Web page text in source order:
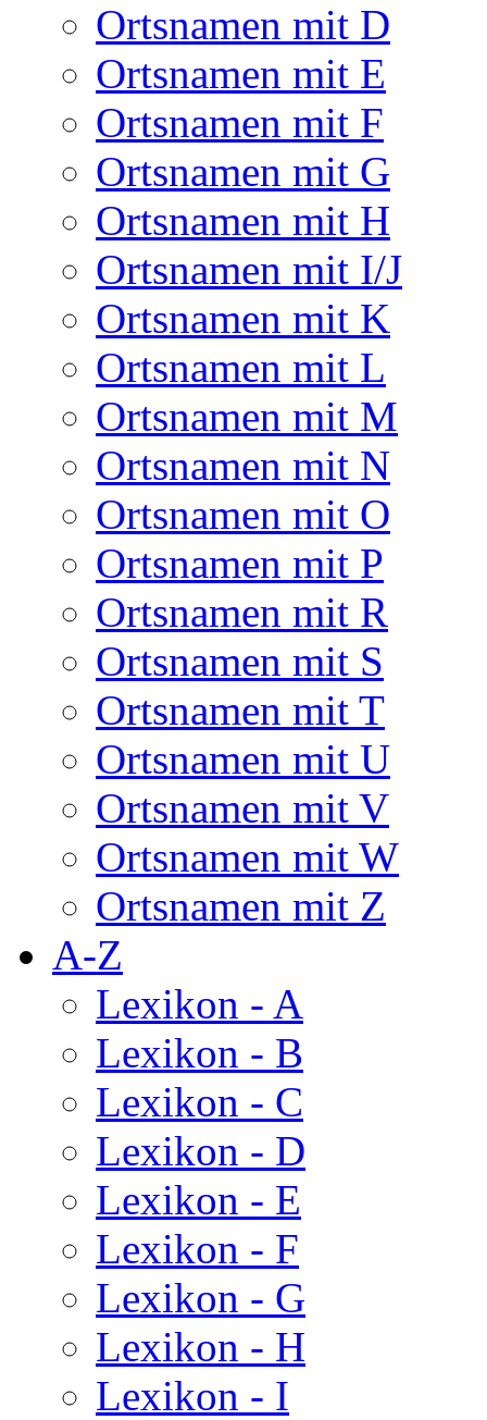
Ortsnamen mit D
Ortsnamen mit E
Ortsnamen mit F
Ortsnamen mit G
Ortsnamen mit H
Ortsnamen mit I/J
Ortsnamen mit K
Ortsnamen mit L
Ortsnamen mit M
Ortsnamen mit N
Ortsnamen mit O
Ortsnamen mit P
Ortsnamen mit R
Ortsnamen mit S
Ortsnamen mit T
Ortsnamen mit U
Ortsnamen mit V
Ortsnamen mit W
Ortsnamen mit Z
A-Z
Lexikon - A
Lexikon - B
Lexikon - C
Lexikon - D
Lexikon - E
Lexikon - F
Lexikon - G
Lexikon - H
Lexikon - I